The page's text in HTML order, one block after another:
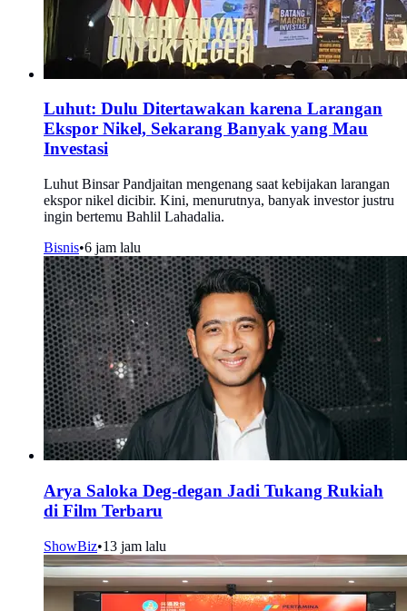
Luhut: Dulu Ditertawakan karena Larangan
Ekspor Nikel, Sekarang Banyak yang Mau
Investasi
Luhut Binsar Pandjaitan mengenang saat kebijakan larangan
ekspor nikel dicibir. Kini, menurutnya, banyak investor justru
ingin bertemu Bahlil Lahadalia.
Bisnis•6 jam lalu
Arya Saloka Deg-degan Jadi Tukang Rukiah
di Film Terbaru
ShowBiz•13 jam lalu